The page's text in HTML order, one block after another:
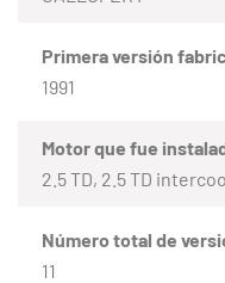
Primera versión
1991
Motor que fue
2.5 TD, 2.5 TD
Número total de
11